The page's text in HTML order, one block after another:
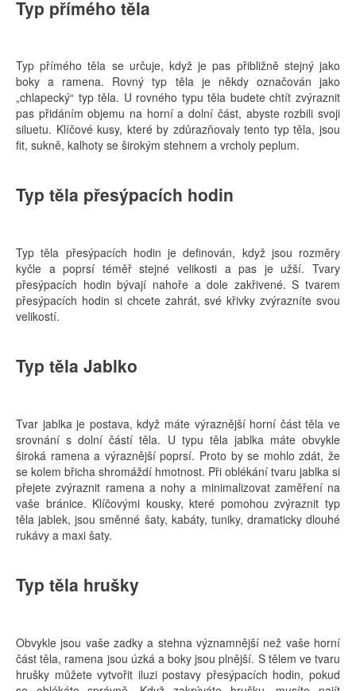
Typ přímého těla
Typ přímého těla se určuje, když je pas přibližně stejný jako
boky a ramena. Rovný typ těla je někdy označován jako
„chlapecký“ typ těla. U rovného typu těla budete chtít zvýraznit
pas přidáním objemu na horní a dolní část, abyste rozbili svoji
siluetu. Klíčové kusy, které by zdůrazňovaly tento typ těla, jsou
fit, sukně, kalhoty se širokým stehnem a vrcholy peplum.
Typ těla přesýpacích hodin
Typ těla přesýpacích hodin je definován, když jsou rozměry
kyčle a poprsí téměř stejné velikosti a pas je užší. Tvary
přesýpacích hodin bývají nahoře a dole zakřivené. S tvarem
přesýpacích hodin si chcete zahrát, své křivky zvýrazníte svou
velikostí.
Typ těla Jablko
Tvar jablka je postava, když máte výraznější horní část těla ve
srovnání s dolní částí těla. U typu těla jablka máte obvykle
široká ramena a výraznější poprsí. Proto by se mohlo zdát, že
se kolem břicha shromáždí hmotnost. Při oblékání tvaru jablka si
přejete zvýraznit ramena a nohy a minimalizovat zaměření na
vaše bránice. Klíčovými kousky, které pomohou zvýraznit typ
těla jablek, jsou směnné šaty, kabáty, tuniky, dramaticky dlouhé
rukávy a maxi šaty.
Typ těla hrušky
Obvykle jsou vaše zadky a stehna významnější než vaše horní
část těla, ramena jsou úzká a boky jsou plnější. S tělem ve tvaru
hrušky můžete vytvořit iluzi postavy přesýpacích hodin, pokud